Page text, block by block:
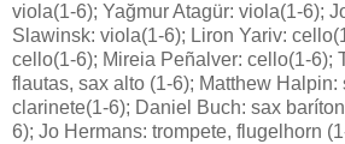
viola(1-6); Yağmur Atagür: viola(1-6);
Slawinsk: viola(1-6); Liron Yariv:
cello(1-6); Mireia Peñalver: cello(1-6);
flautas, sax alto (1-6); Matthew Halpin:
clarinete(1-6); Daniel Buch: sax
6); Jo Hermans: trompete, flugelhorn